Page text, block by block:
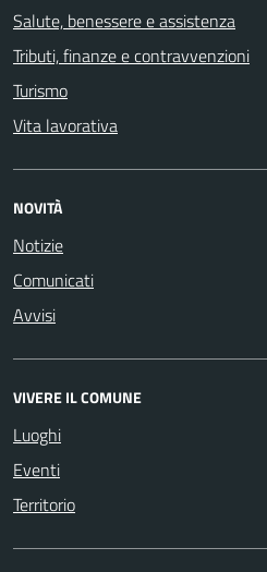
Salute, benessere e assistenza
Tributi, finanze e contravvenzioni
Turismo
Vita lavorativa
NOVITÀ
Notizie
Comunicati
Avvisi
VIVERE IL COMUNE
Luoghi
Eventi
Territorio